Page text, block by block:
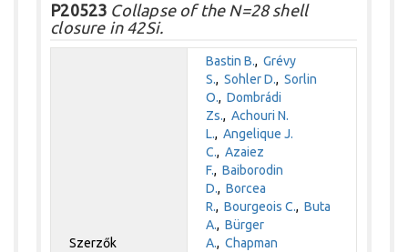
P20523 Collapse of the N=28 shell
closure in 42Si.
Szerzők
Bastin B.,Grévy
S.,Sohler D.,Sorlin
O.,Dombrádi
Zs.,Achouri N.
L.,Angelique J.
C.,Azaiez
F.,Baiborodin
D.,Borcea
R.,Bourgeois C.,Buta
A.,Bürger
A.,Chapman